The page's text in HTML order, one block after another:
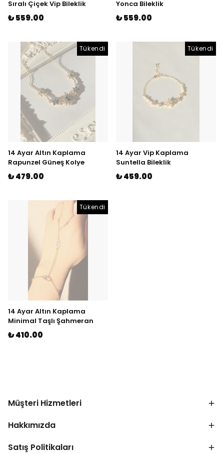
Sıralı Çiçek Vip Bileklik
₺ 559.00
Yonca Bileklik
₺ 559.00
Tükendi
14 Ayar Altın Kaplama
Rapunzel Güneş Kolye
₺ 479.00
Tükendi
14 Ayar Vip Kaplama
Suntella Bileklik
₺ 459.00
Tükendi
14 Ayar Altın Kaplama
Minimal Taşlı Şahmeran
₺ 410.00
Müşteri Hizmetleri
Hakkımızda
Satış Politikaları